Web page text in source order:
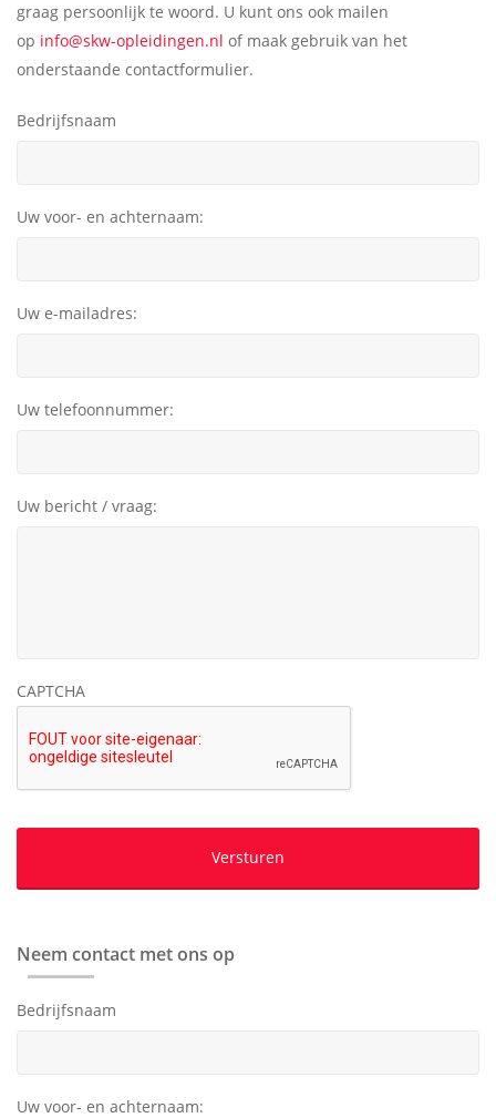
graag persoonlijk te woord. U kunt ons ook mailen
op info@skw-opleidingen.nl of maak gebruik van het
onderstaande contactformulier.
Bedrijfsnaam
Uw voor- en achternaam:
Uw e-mailadres:
Uw telefoonnummer:
Uw bericht / vraag:
CAPTCHA
Neem contact met ons op
Bedrijfsnaam
Uw voor- en achternaam: